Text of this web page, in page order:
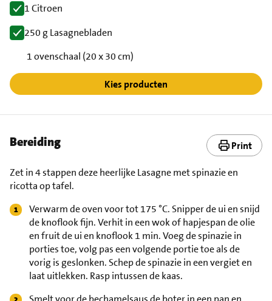
1 Citroen
250 g Lasagnebladen
1 ovenschaal (20 x 30 cm)
Kies producten
Bereiding Print
Zet in 4 stappen deze heerlijke Lasagne met spinazie en
ricotta op tafel.
Verwarm de oven voor tot 175 °C. Snipper de ui en snijd
de knoflook fijn. Verhit in een wok of hapjespan de olie
en fruit de ui en knoflook 1 min. Voeg de spinazie in
porties toe, volg pas een volgende portie toe als de
vorig is geslonken. Schep de spinazie in een vergiet en
laat uitlekken. Rasp intussen de kaas.